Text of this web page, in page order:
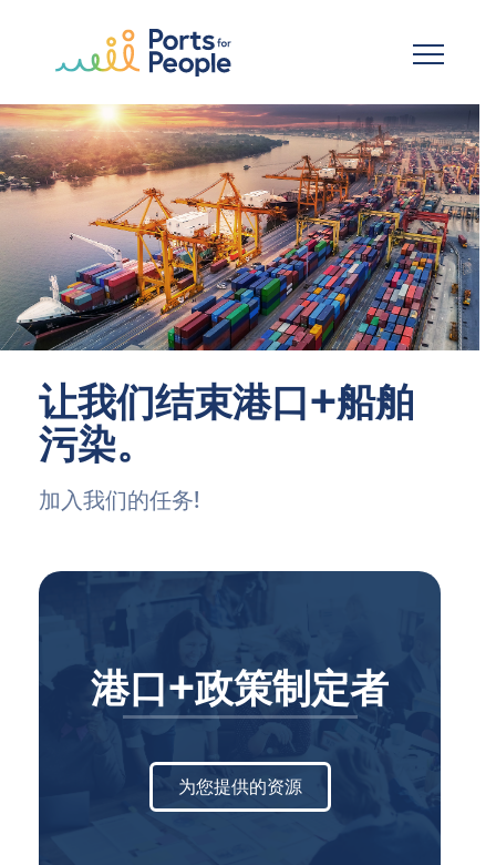
让我们结束港口+船舶
污染。
加入我们的任务!
港口+政策制定者
为您提供的资源